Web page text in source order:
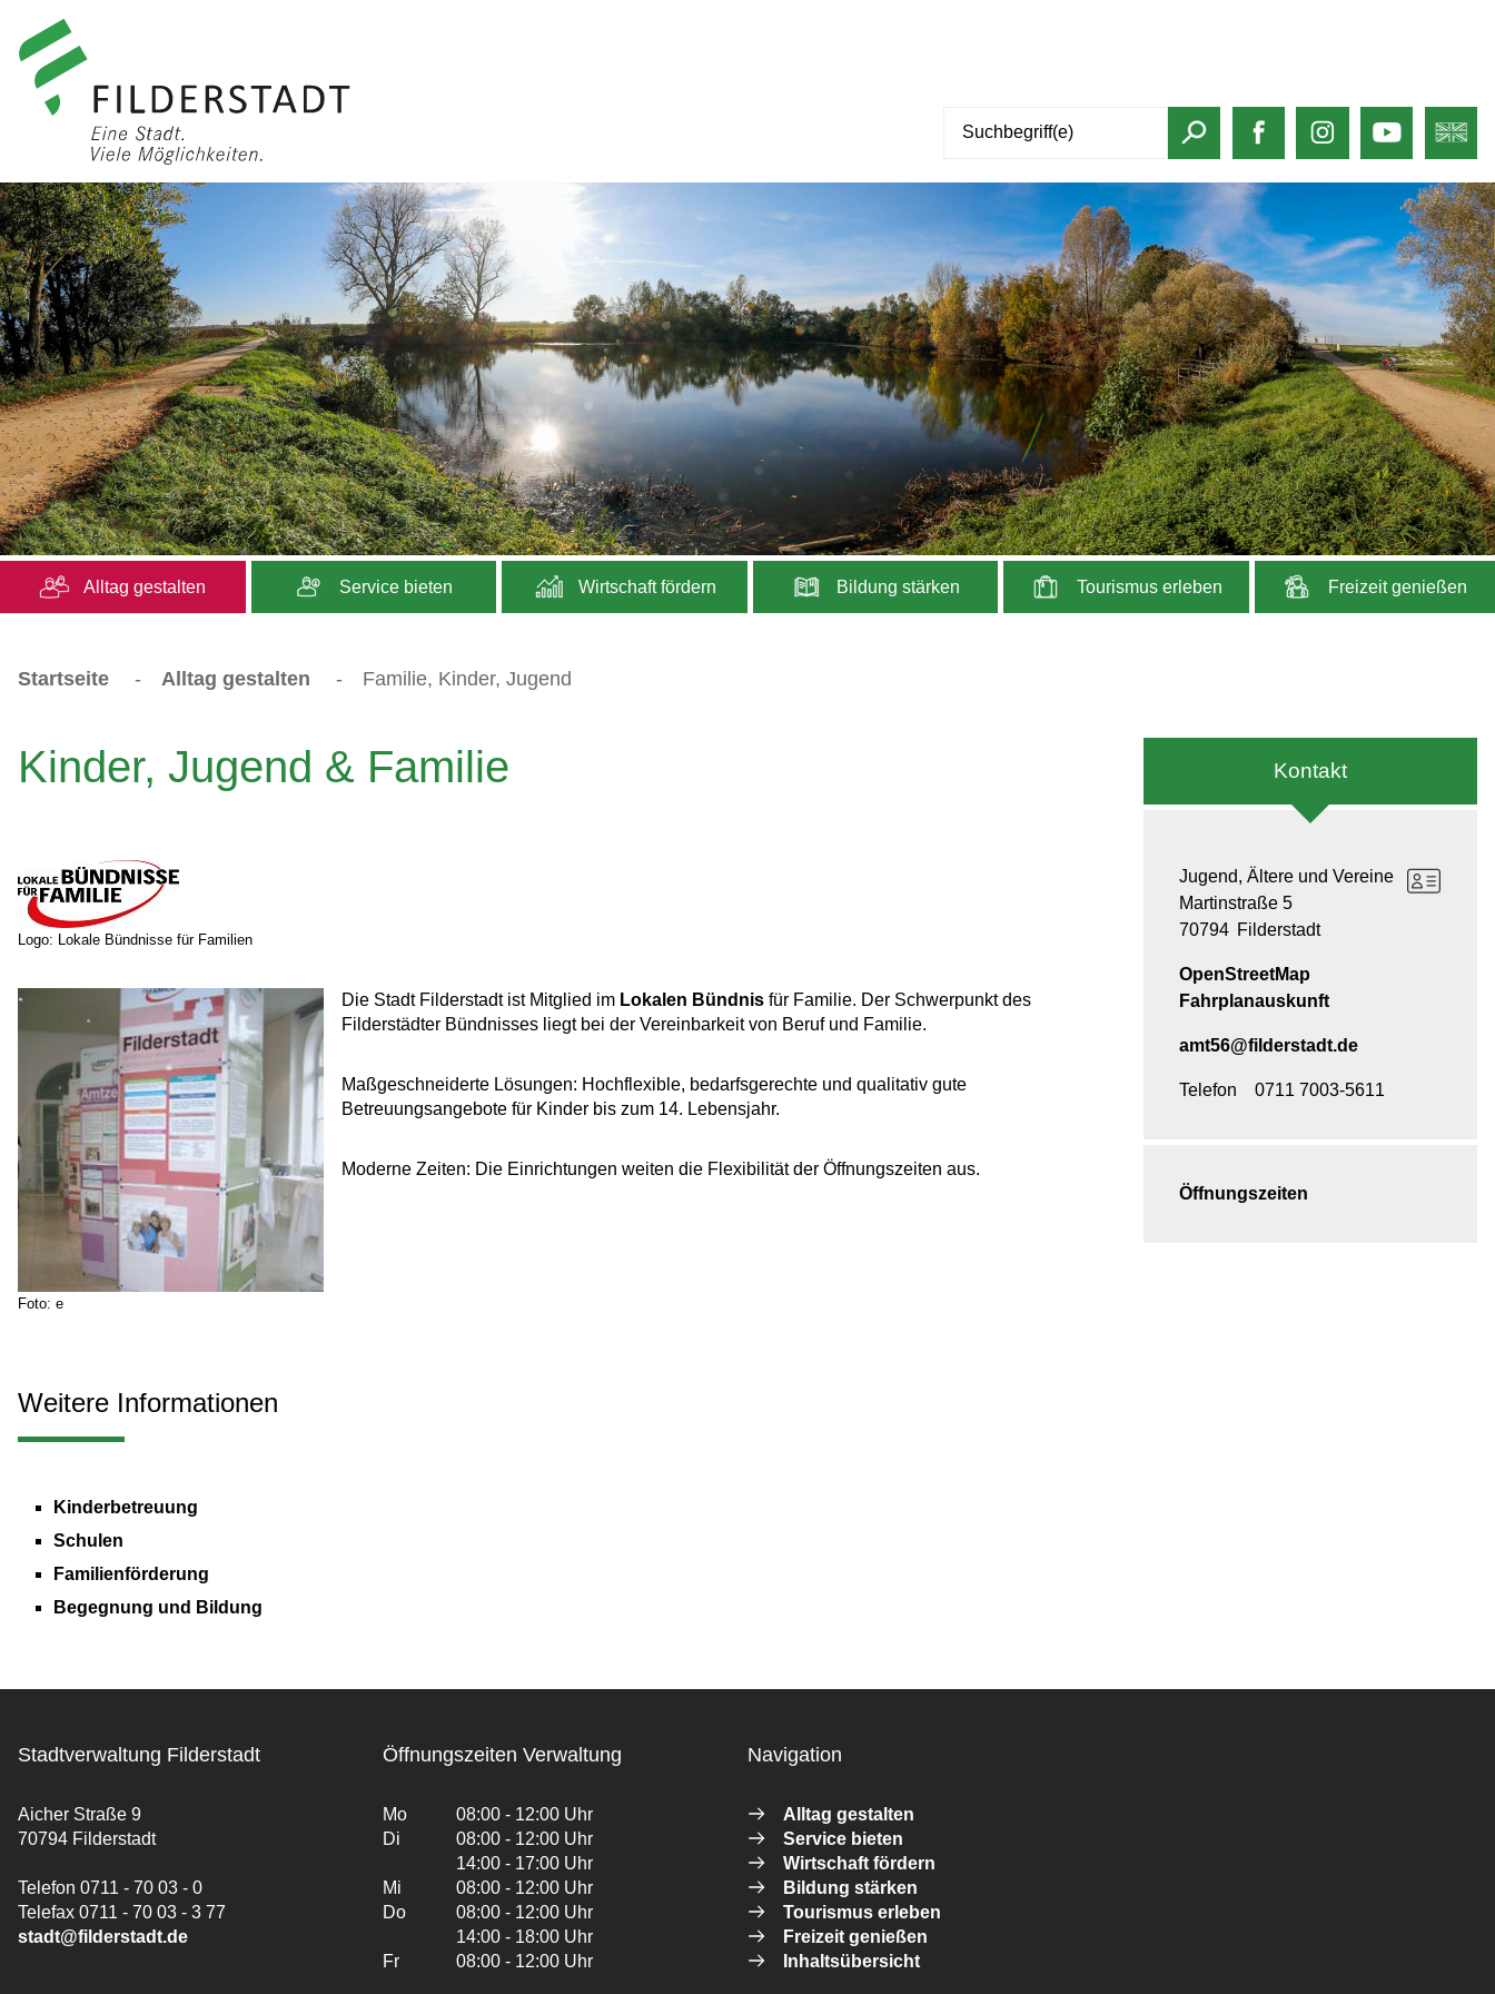
Alltag gestalten Service bieten Wirtschaft fördern Bildung stärken Tourismus erleben Freizeit genießen
Startseite - Alltag gestalten - Familie, Kinder, Jugend
Kinder, Jugend & Familie
Logo: Lokale Bündnisse für Familien
Foto: e
Die Stadt Filderstadt ist Mitglied im Lokalen Bündnis für Familie. Der Schwerpunkt des
Filderstädter Bündnisses liegt bei der Vereinbarkeit von Beruf und Familie.
Maßgeschneiderte Lösungen: Hochflexible, bedarfsgerechte und qualitativ gute
Betreuungsangebote für Kinder bis zum 14. Lebensjahr.
Moderne Zeiten: Die Einrichtungen weiten die Flexibilität der Öffnungszeiten aus.
Weitere Informationen
Kinderbetreuung
Schulen
Familienförderung
Begegnung und Bildung
Kontakt
Jugend, Ältere und Vereine
Martinstraße 5
70794 Filderstadt
OpenStreetMap
Fahrplanauskunft
amt56@filderstadt.de
Telefon 0711 7003-5611
Öffnungszeiten
Stadtverwaltung Filderstadt
Aicher Straße 9
70794 Filderstadt
Telefon 0711 - 70 03 - 0
Telefax 0711 - 70 03 - 3 77
stadt@filderstadt.de
Öffnungszeiten Verwaltung
Mo
08:00 - 12:00 Uhr
Di
08:00 - 12:00 Uhr
14:00 - 17:00 Uhr
Mi
08:00 - 12:00 Uhr
Do
08:00 - 12:00 Uhr
14:00 - 18:00 Uhr
Fr
08:00 - 12:00 Uhr
Navigation
Alltag gestalten
Service bieten
Wirtschaft fördern
Bildung stärken
Tourismus erleben
Freizeit genießen
Inhaltsübersicht